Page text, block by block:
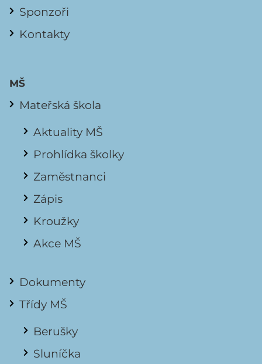
Sponzoři
Kontakty
MŠ
Mateřská škola
Aktuality MŠ
Prohlídka školky
Zaměstnanci
Zápis
Kroužky
Akce MŠ
Dokumenty
Třídy MŠ
Berušky
Sluníčka